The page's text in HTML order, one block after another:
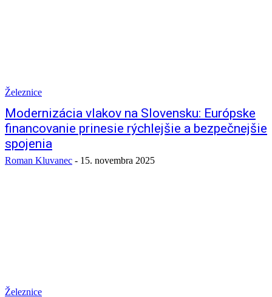
Železnice
Modernizácia vlakov na Slovensku: Európske
financovanie prinesie rýchlejšie a bezpečnejšie
spojenia
Roman Kluvanec - 15. novembra 2025
Železnice